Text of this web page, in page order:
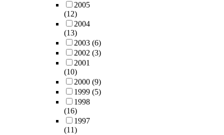
2005
(12)
2004
(13)
2003 (6)
2002 (3)
2001
(10)
2000 (9)
1999 (5)
1998
(16)
1997
(11)